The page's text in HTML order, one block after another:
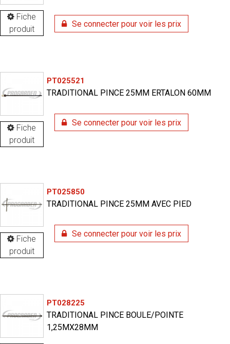
Fiche
produit
Se connecter pour voir les prix
Fiche
produit
PT025521
TRADITIONAL PINCE 25MM ERTALON 60MM
Se connecter pour voir les prix
Fiche
produit
PT025850
TRADITIONAL PINCE 25MM AVEC PIED
Se connecter pour voir les prix
PT028225
TRADITIONAL PINCE BOULE/POINTE
1,25MX28MM